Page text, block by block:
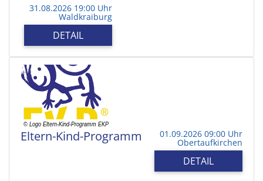
31.08.2026 19:00 Uhr
Waldkraiburg
DETAIL
Eltern-Kind-Programm 01.09.2026 09:00 Uhr
Obertaufkirchen
DETAIL